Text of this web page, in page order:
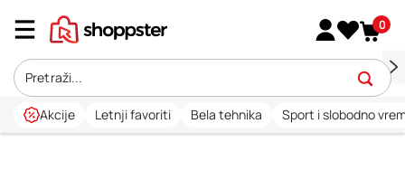
0
Akcije Letnji favoriti Bela tehnika Sport i slobodno